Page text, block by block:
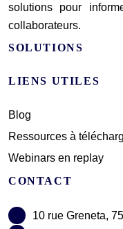
solutions pour
collaborateurs.
SOLUTIONS
LIENS UTILES
Blog
Ressources à
Webinars en replay
CONTACT
10 rue Greneta,